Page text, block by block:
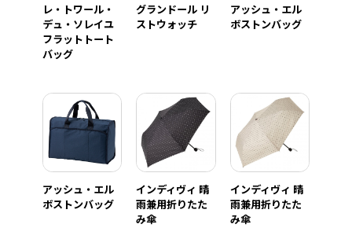
レ・トワール・
デュ・ソレイユ
フラットトート
バッグ
グランドール リ
ストウォッチ
アッシュ・エル
ボストンバッグ
アッシュ・エル
ボストンバッグ
インディヴィ 晴
雨兼用折りたた
み傘
インディヴィ 晴
雨兼用折りたた
み傘